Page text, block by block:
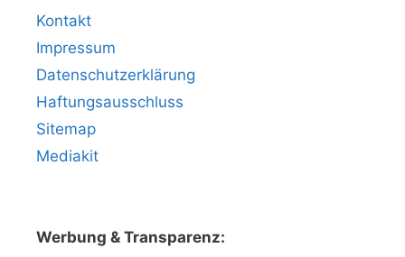
Kontakt
Impressum
Datenschutzerklärung
Haftungsausschluss
Sitemap
Mediakit
Werbung & Transparenz: